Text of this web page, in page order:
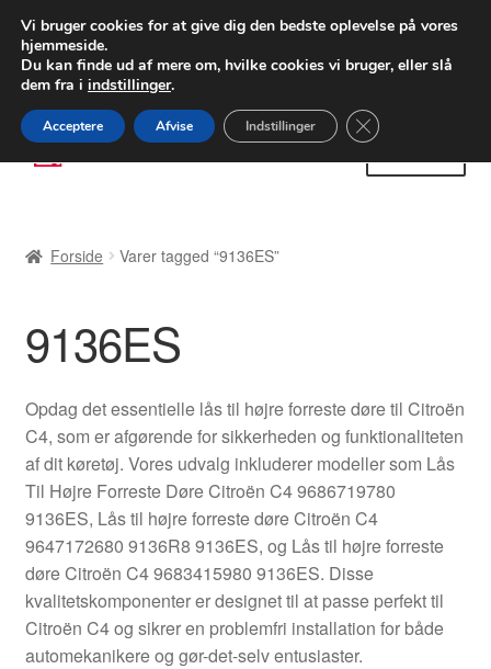
LEVERING fra 55 kr.
FEDEX verdensomspændende forsendelse
80 82 72 02
Spring
til
Spring
til
Betalinger
Kasse
Klageprocedure
Kontakte
Kurv
Levering
Forside Varer tagged “9136ES”
9136ES
Opdag det essentielle lås til højre forreste døre til Citroën
C4, som er afgørende for sikkerheden og funktionaliteten
af dit køretøj. Vores udvalg inkluderer modeller som Lås
Til Højre Forreste Døre Citroën C4 9686719780
9136ES, Lås til højre forreste døre Citroën C4
9647172680 9136R8 9136ES, og Lås til højre forreste
døre Citroën C4 9683415980 9136ES. Disse
kvalitetskomponenter er designet til at passe perfekt til
Citroën C4 og sikrer en problemfri installation for både
automekanikere og gør-det-selv entusiaster.
Vi bruger cookies for at give dig den bedste oplevelse på vores
hjemmeside.
Du kan finde ud af mere om, hvilke cookies vi bruger, eller slå
dem fra i indstillinger.
Acceptere Afvise Indstillinger Close GDPR